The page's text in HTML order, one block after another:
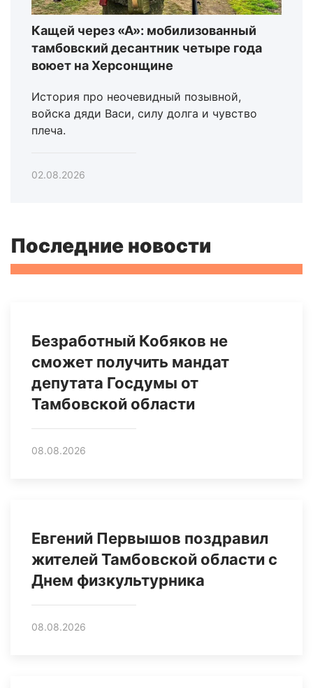
Кащей через «А»: мобилизованный
тамбовский десантник четыре года
воюет на Херсонщине
История про неочевидный позывной,
войска дяди Васи, силу долга и чувство
плеча.
02.08.2026
Последние новости
Безработный Кобяков не
сможет получить мандат
депутата Госдумы от
Тамбовской области
08.08.2026
Евгений Первышов поздравил
жителей Тамбовской области с
Днем физкультурника
08.08.2026